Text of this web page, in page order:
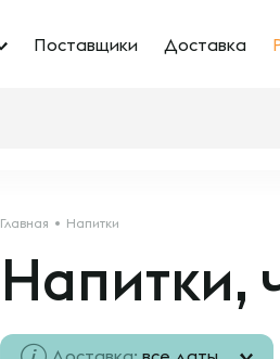
Поставщики Доставка
Главная Напитки
Напитки,